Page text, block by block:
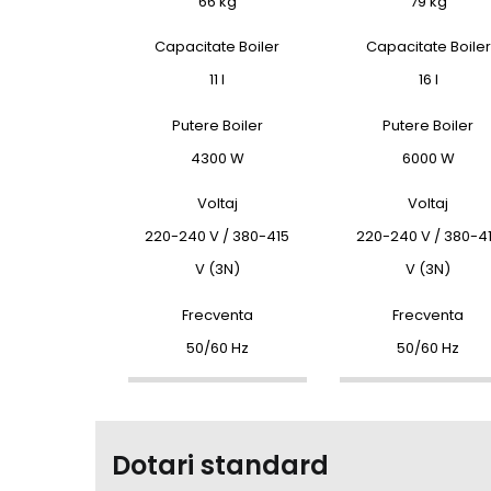
Capacitate Boiler
11 l
Putere Boiler
4300 W
Voltaj
220-240 V / 380-415
V (3N)
Frecventa
50/60 Hz
Capacitate Boiler
16 l
Putere Boiler
6000 W
Voltaj
220-240 V / 380-
V (3N)
Frecventa
50/60 Hz
Dotari standard